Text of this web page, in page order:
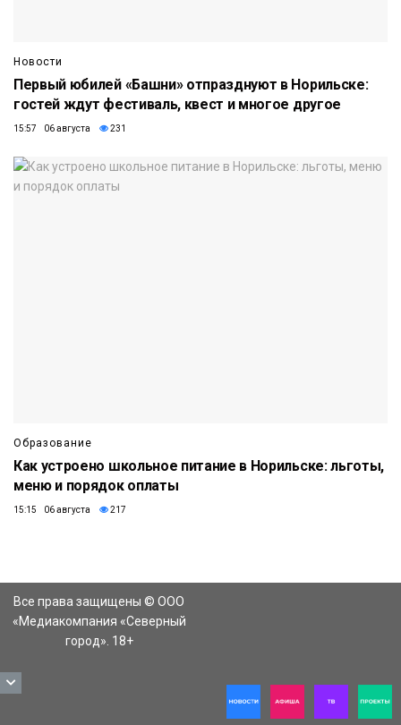
Новости
Первый юбилей «Башни» отпразднуют в Норильске:
гостей ждут фестиваль, квест и многое другое
15:57 06 августа 231
Образование
Как устроено школьное питание в Норильске: льготы,
меню и порядок оплаты
15:15 06 августа 217
Все права защищены © ООО
«Медиакомпания «Северный
город». 18+